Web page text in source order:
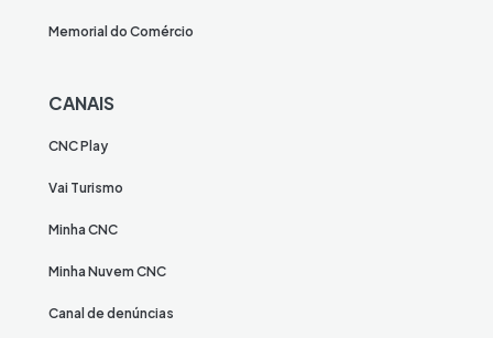
Memorial do Comércio
CANAIS
CNC Play
Vai Turismo
Minha CNC
Minha Nuvem CNC
Canal de denúncias